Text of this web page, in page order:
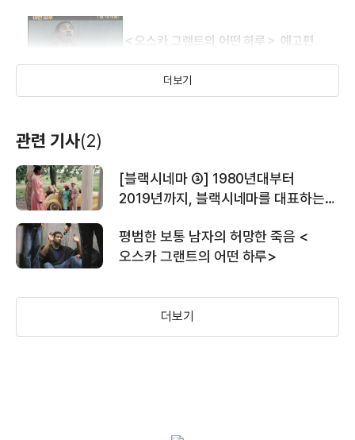
＜오스카 그랜트의 어떤 하루＞ 예고편
＜비카인드 리와인드＞안상태 더빙
예고편
더보기
관련 기사(2)
[블랙시네마 ③] 1980년대부터
2019년까지, 블랙시네마를 대표하는
평범한 보통 남자의 허망한 죽음 <
오스카 그랜트의 어떤 하루>
더보기